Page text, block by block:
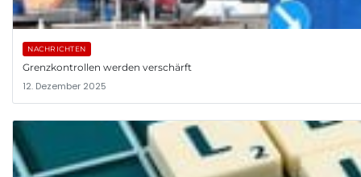
NACHRICHTEN
Grenzkontrollen werden verschärft
12. Dezember 2025